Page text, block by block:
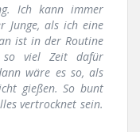
Ich kann immer
Junge, als ich eine
ist in der Routine
so viel Zeit dafür
wäre es so, als
gießen. So bunt
vertrocknet sein.